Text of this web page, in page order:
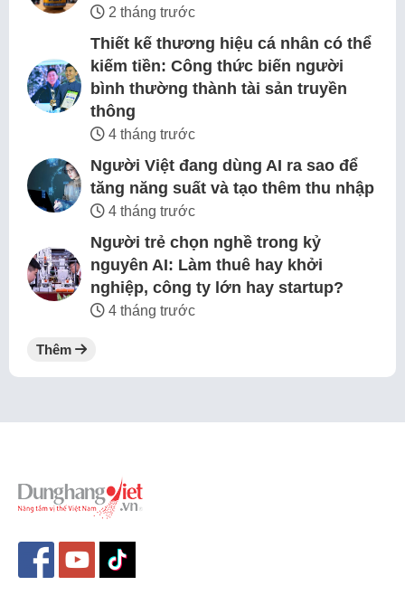
2 tháng trước
Thiết kế thương hiệu cá nhân có thể
kiếm tiền: Công thức biến người
bình thường thành tài sản truyền
thông
4 tháng trước
Người Việt đang dùng AI ra sao để
tăng năng suất và tạo thêm thu nhập
4 tháng trước
Người trẻ chọn nghề trong kỷ
nguyên AI: Làm thuê hay khởi
nghiệp, công ty lớn hay startup?
4 tháng trước
Thêm